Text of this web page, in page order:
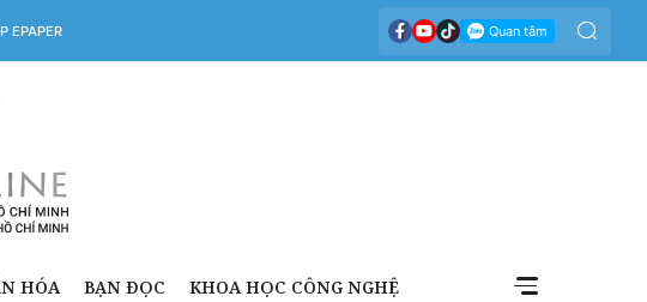
EPAPER
HÓA BẠN ĐỌC KHOA HỌC CÔNG NGHỆ